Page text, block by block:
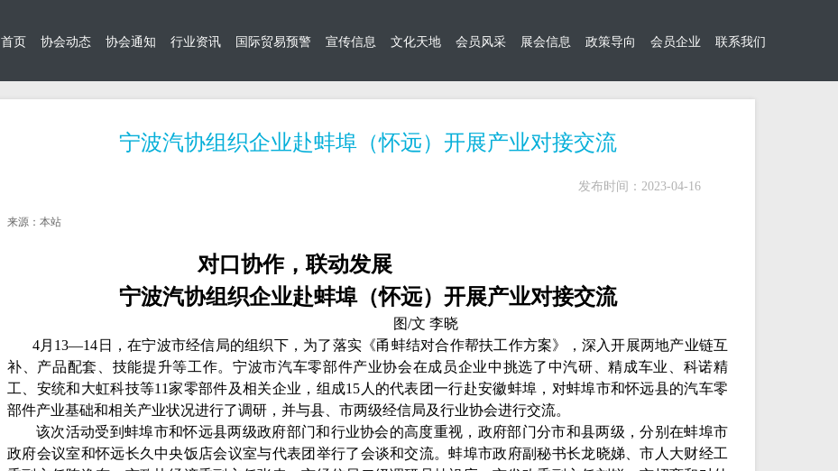
首页 协会动态 协会通知 行业资讯 国际贸易预警 宣传信息 文化天地 会员风采 展会信息 政策导向 会员企业 联系我们
宁波汽协组织企业赴蚌埠（怀远）开展产业对接交流
发布时间：2023-04-16
来源：本站
对口协作，联动发展
宁波汽协组织企业赴蚌埠（怀远）开展产业对接交流
图/文 李晓
4月13—14日，在宁波市经信局的组织下，为了落实《甬蚌结对合作帮扶工作方案》，深入开展两地产业链互
补、产品配套、技能提升等工作。宁波市汽车零部件产业协会在成员企业中挑选了中汽研、精成车业、科诺精
工、安统和大虹科技等11家零部件及相关企业，组成15人的代表团一行赴安徽蚌埠，对蚌埠市和怀远县的汽车零
部件产业基础和相关产业状况进行了调研，并与县、市两级经信局及行业协会进行交流。
该次活动受到蚌埠市和怀远县两级政府部门和行业协会的高度重视，政府部门分市和县两级，分别在蚌埠市
政府会议室和怀远长久中央饭店会议室与代表团举行了会谈和交流。蚌埠市政府副秘书长龙晓娣、市人大财经工